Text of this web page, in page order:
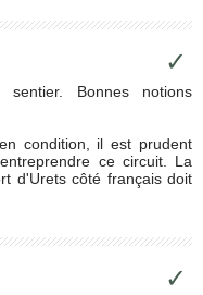
✓
Bonnes notions
condition, il est prudent
ce circuit. La
d'Urets côté français doit
✓